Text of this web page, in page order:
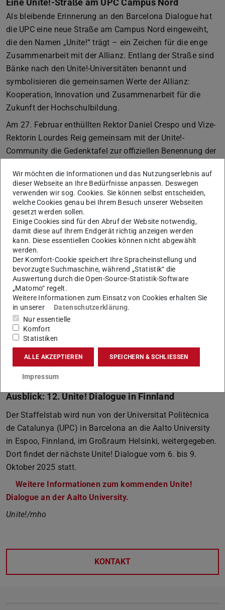
Eine Unite!-Straße am UPC Campus Nord
Als bleibende Erinnerung an den Barcelona Dialogue hat
die UPC eine neue Straße am Campus Nord eingeweiht,
die den Namen „Unite!“ trägt – ein Zeichen für die enge
Zusammenarbeit mit der Allianz. Entlang der Straße sind
Bänke nach den Unite!-Universitäten benannt und
symbolisieren die gemeinsamen Werte der Allianz:
Kooperation, Innovation und Zusammenarbeit für die
Zukunft der Hochschulbildung.
Am 27. Februar enthüllten Rektor Daniel Crespo und Vize-
Rektorin Lourdes Reig gemeinsam mit der Unite!-
Community die Gedenktafel zur offiziellen Benennung der
”
„Als Symbol unseres Engagements haben
wir die ‚Unite! Straße‘ auf unserem
Campus Nord eingeweiht. Auf den Bänken,
die unseren Unite!-Universitäten gewidmet
sind, werden wir weiterhin
zusammenkommen. Und als kleine Geste
laden wir dazu ein, die Kongressausweise
zu pflanzen – als Symbol für die Samen der
Zusammenarbeit, die wir gesät haben. Wir
hoffen, dass eure Erfahrungen in
Barcelona, wie diese Pflanze, Wurzeln
Vizepräsident
Ausblick: 12. Unite! Dialogue in Finnland
Der Staffelstab wird nun von der Universitat Politècnica
de Catalunya (UPC) in Barcelona an die Aalto University
in Espoo, Finnland, im Großraum Helsinki, weitergegeben.
Dort findet der nächste Unite! Dialogue vom 6. bis 9.
Oktober 2025 statt.
Weitere Informationen zum kommenden Unite!
Dialogue an der Aalto University.
Unite!/mho
KONTAKT
Wir möchten die Informationen und das Nutzungserlebnis auf
dieser Webseite an Ihre Bedürfnisse anpassen. Deswegen
verwenden wir sog. Cookies. Sie können selbst entscheiden,
welche Cookies genau bei Ihrem Besuch unserer Webseiten
gesetzt werden sollen.
Einige Cookies sind für den Abruf der Website notwendig,
damit diese auf Ihrem Endgerät richtig anzeigen werden
kann. Diese essentiellen Cookies können nicht abgewählt
werden.
Der Komfort-Cookie speichert Ihre Spracheinstellung und
bevorzugte Suchmaschine, während „Statistik“ die
Auswertung durch die Open-Source-Statistik-Software
„Matomo“ regelt.
Weitere Informationen zum Einsatz von Cookies erhalten Sie
in unserer
Datenschutzerklärung.
Nur essentielle
Komfort
Statistiken
ALLE AKZEPTIEREN SPEICHERN & SCHLIESSEN
Impressum